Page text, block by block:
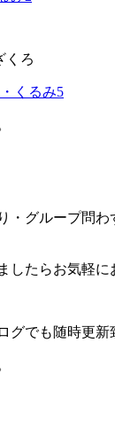
くろ
・グループ問
したらお気軽に
グでも随時更新